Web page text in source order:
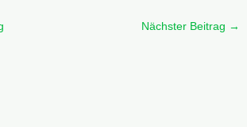
Nächster Beitrag →